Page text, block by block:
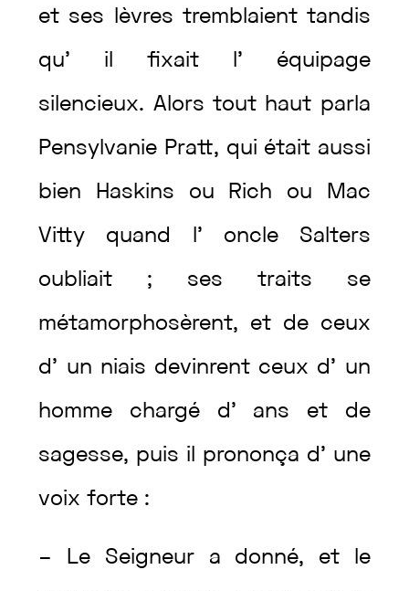
et ses lèvres tremblaient tandis
qu’ ilfixait l’ équipage
silencieux. Alorstout haut parla
Pensylvanie Pratt, qui était aussi
bien Haskins ou Rich ou Mac
Vitty quand l’ oncle Salters
oubliait ; ses traits se
métamorphosèrent, et de ceux
d’ un niais devinrent ceux d’ un
homme chargé d’ ans et de
sagesse, puis il prononça d’ une
voixforte :
– Le Seigneur a donné, et le